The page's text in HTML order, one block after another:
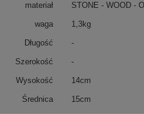
materiał STONE - WOOD -
waga 1,3kg
Długość -
Szerokość -
Wysokość 14cm
Średnica 15cm